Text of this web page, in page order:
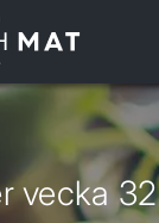
6/8
vecka 32